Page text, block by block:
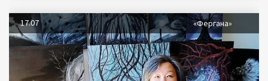
17.07 «Фергана»